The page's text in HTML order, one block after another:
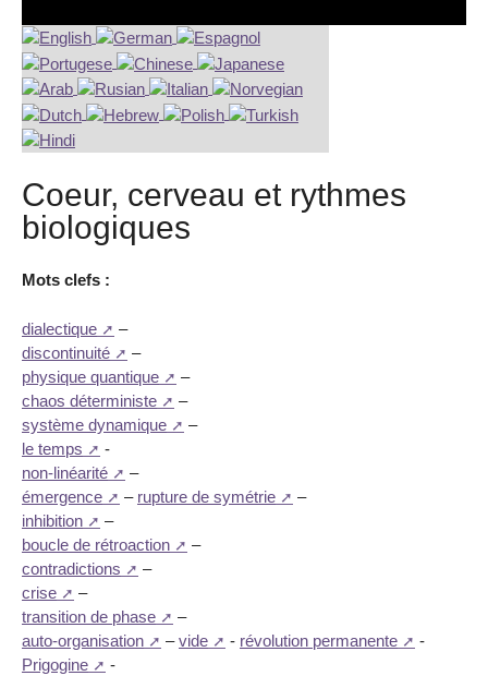
Coeur, cerveau et rythmes
biologiques
Mots clefs :
dialectique
–
discontinuité
–
physique quantique
–
chaos déterministe
–
système dynamique
–
le temps
-
non-linéarité
–
émergence
– rupture de symétrie
–
inhibition
–
boucle de rétroaction
–
contradictions
–
crise
–
transition de phase
–
auto-organisation
–vide - révolution permanente
-
Prigogine
-